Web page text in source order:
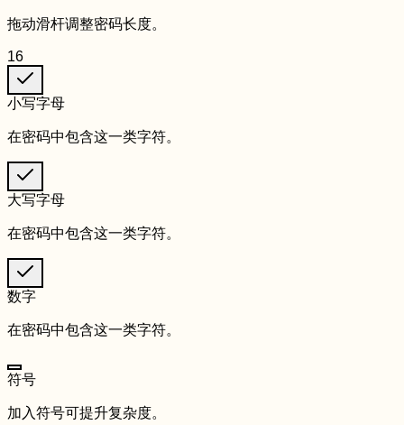
拖动滑杆调整密码长度。
16
小写字母
在密码中包含这一类字符。
大写字母
在密码中包含这一类字符。
数字
在密码中包含这一类字符。
符号
加入符号可提升复杂度。